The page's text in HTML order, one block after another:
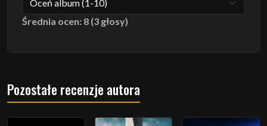
Średnia ocen: 8 (3 głosy)
Pozostałe recenzje autora